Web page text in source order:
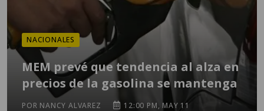
NACIONALES
MEM prevé que tendencia al alza en
precios de la gasolina se mantenga
POR NANCY ALVAREZ 12:00 PM, MAY 11